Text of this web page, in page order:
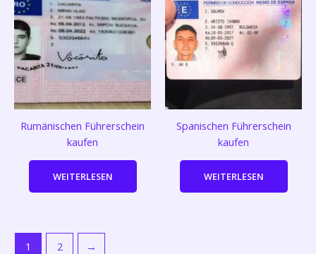
Rumänischen Führerschein
kaufen
WEITERLESEN
Spanischen Führerschein
kaufen
WEITERLESEN
1 2 →